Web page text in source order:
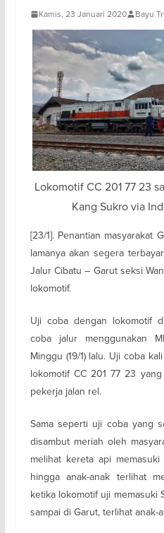
Kamis, 23 Januari 2020 Bayu
Lokomotif CC 201 77 23
Kang Sukro via
[23/1]. Penantian masyarakat
lamanya akan segera
Jalur Cibatu – Garut seksi
lokomotif.
Uji coba dengan lokomotif
coba jalur menggunakan
Minggu (19/1) lalu. Uji coba
lokomotif CC 201 77 23
pekerja jalan rel.
Sama seperti uji coba yang
disambut meriah oleh
melihat kereta api
hingga anak-anak terlihat
ketika lokomotif uji memasuki
sampai di Garut, terlihat anak-